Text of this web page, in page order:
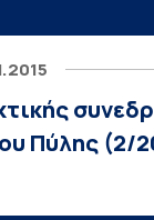
Πύλης (2/